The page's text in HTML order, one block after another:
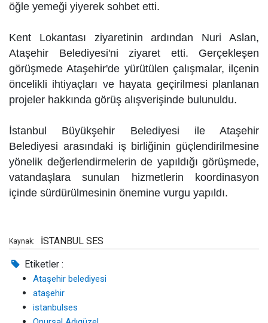
öğle yemeği yiyerek sohbet etti.
Kent Lokantası ziyaretinin ardından Nuri Aslan,
Ataşehir Belediyesi'ni ziyaret etti. Gerçekleşen
görüşmede Ataşehir'de yürütülen çalışmalar, ilçenin
öncelikli ihtiyaçları ve hayata geçirilmesi planlanan
projeler hakkında görüş alışverişinde bulunuldu.
İstanbul Büyükşehir Belediyesi ile Ataşehir
Belediyesi arasındaki iş birliğinin güçlendirilmesine
yönelik değerlendirmelerin de yapıldığı görüşmede,
vatandaşlara sunulan hizmetlerin koordinasyon
içinde sürdürülmesinin önemine vurgu yapıldı.
Kaynak: İSTANBUL SES
Etiketler :
Ataşehir belediyesi
ataşehir
istanbulses